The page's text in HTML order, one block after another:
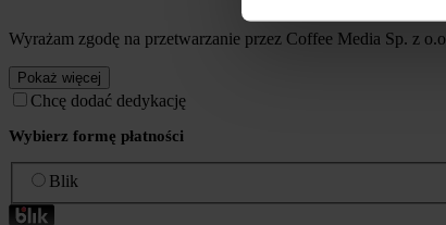
Wyrażam zgodę na przetwarzanie przez Coffee Media Sp. z
Pokaż więcej
Chcę dodać dedykację
Wybierz formę płatności
Blik